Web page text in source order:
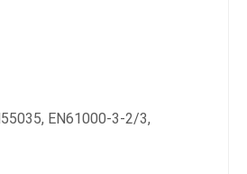
EN61000-3-2/3,